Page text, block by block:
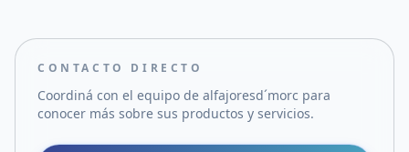
CONTACTO DIRECTO
Coordiná con el equipo de alfajoresd´morc para
conocer más sobre sus productos y servicios.